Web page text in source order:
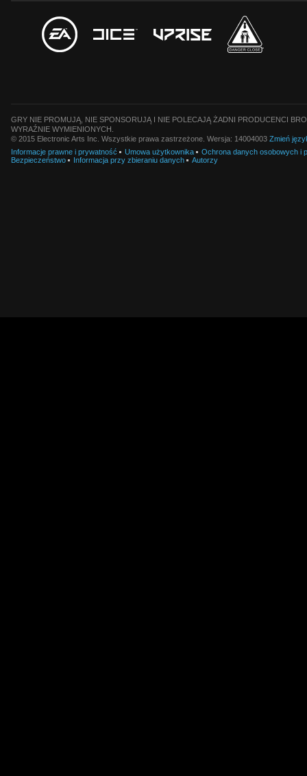
GRY NIE PROMUJĄ, NIE SPONSORUJĄ I NIE POLECAJĄ ŻADNI PRODUCENCI
WYRAŹNIE WYMIENIONYCH.
© 2015 Electronic Arts Inc. Wszystkie prawa zastrzeżone. Wersja: 14004003 Zmień
Informacje prawne i prywatność
Umowa użytkownika
Ochrona danych osobowych i
Bezpieczeństwo
Informacja przy zbieraniu danych Autorzy